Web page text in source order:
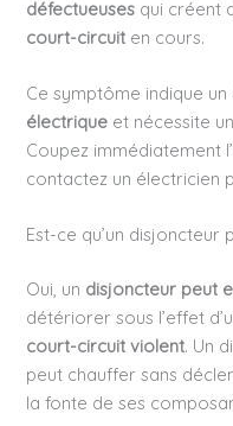
défectueuses qui créent
court-circuit en cours.
Ce symptôme indique un
électrique et nécessite
Coupez immédiatement
contactez un électricien
Est-ce qu’un disjoncteur
Oui, un disjoncteur peut
détériorer sous l’effet
court-circuit violent. Un
peut chauffer sans
la fonte de ses